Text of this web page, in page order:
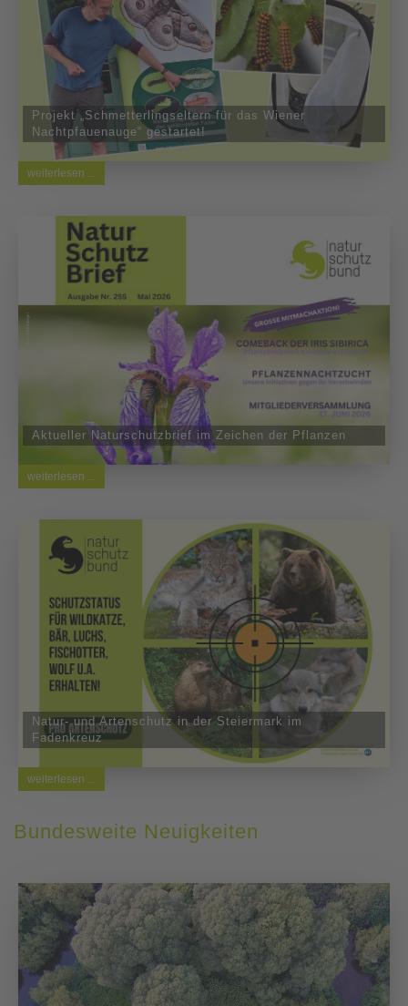
Projekt „Schmetterlingseltern für das Wiener
Nachtpfauenauge“ gestartet!
weiterlesen ...
Aktueller Naturschutzbrief im Zeichen der Pflanzen
weiterlesen ...
Natur- und Artenschutz in der Steiermark im
Fadenkreuz
weiterlesen ...
Bundesweite Neuigkeiten